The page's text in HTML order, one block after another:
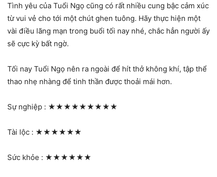
Tình yêu của Tuổi Ngọ cũng có rất nhiều cung bậc cảm xúc
từ vui vẻ cho tới một chút ghen tuông. Hãy thực hiện một
vài điều lãng mạn trong buổi tối nay nhé, chắc hẳn người ấy
sẽ cực kỳ bất ngờ.
Tối nay Tuổi Ngọ nên ra ngoài để hít thở không khí, tập thể
thao nhẹ nhàng để tinh thần được thoải mái hơn.
Sự nghiệp : ★★★★★★★★★
Tài lộc : ★★★★★★
Sức khỏe : ★★★★★★